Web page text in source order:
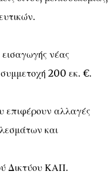
νέας
200 εκ. €.
επιφέρουν αλλαγές
και
Δικτύου ΚΑΠ.